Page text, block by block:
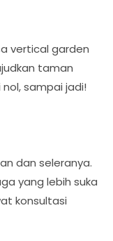
vertical garden
taman
sampai jadi!
dan seleranya.
yang lebih suka
konsultasi